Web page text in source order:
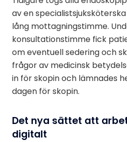
av en
lång mottagningstimme.
konsultationstimme fick
om eventuell sedering och
frågor av medicinsk
in för skopin och lämnades
dagen för skopin.
Det nya sättet att
digitalt